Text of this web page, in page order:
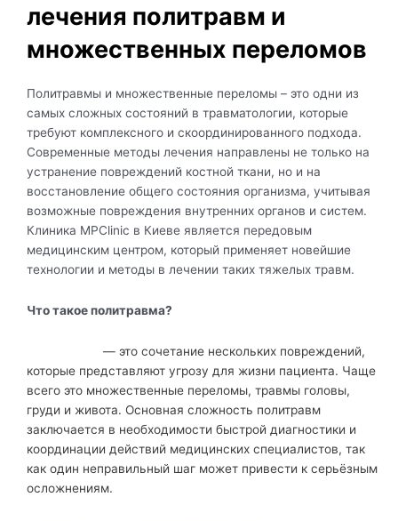
лечения политравм и
множественных переломов
Политравмы и множественные переломы – это одни из
самых сложных состояний в травматологии, которые
требуют комплексного и скоординированного подхода.
Современные методы лечения направлены не только на
устранение повреждений костной ткани, но и на
восстановление общего состояния организма, учитывая
возможные повреждения внутренних органов и систем.
Клиника MPClinic в Киеве является передовым
медицинским центром, который применяет новейшие
технологии и методы в лечении таких тяжелых травм.
Что такое политравма?
— это сочетание нескольких повреждений,
которые представляют угрозу для жизни пациента. Чаще
всего это множественные переломы, травмы головы,
груди и живота. Основная сложность политравм
заключается в необходимости быстрой диагностики и
координации действий медицинских специалистов, так
как один неправильный шаг может привести к серьёзным
осложнениям.